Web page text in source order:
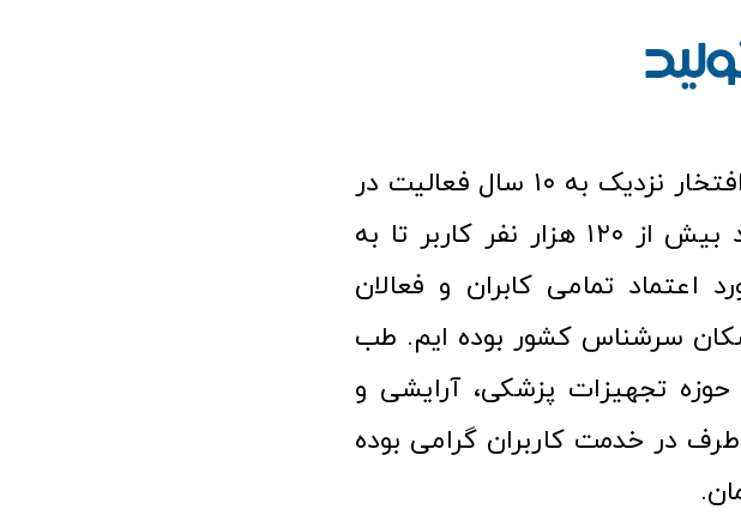
فروشگاه آنلاین تجهیزات پزشکی طب تولید با افتخار نزدیک به ۱۰ سال فعالیت در
عرصه کالا و لوازم پزشکی توانسته مورد اعتماد بیش از ۱۲۰ هزار نفر کاربر تا به
اعتماد تمامی کابران و فعالان
سرشناس کشور بوده ایم. طب
تجهیزات پزشکی، آرایشی و
در خدمت کاربران گرامی بوده